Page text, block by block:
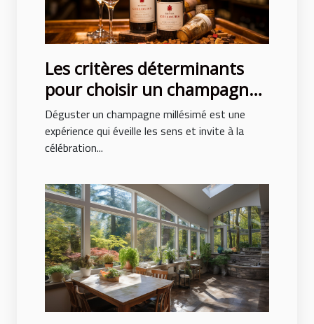
Les critères déterminants
pour choisir un champagne
millésimé de qualité
Déguster un champagne millésimé est une
expérience qui éveille les sens et invite à la
célébration...